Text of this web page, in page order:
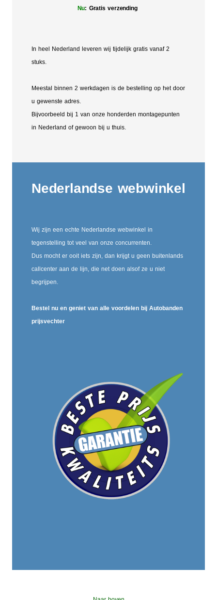
Nu: Gratis verzending
In heel Nederland leveren wij tijdelijk gratis vanaf 2
stuks.
Meestal binnen 2 werkdagen is de bestelling op het door
u gewenste adres.
Bijvoorbeeld bij 1 van onze honderden montagepunten
in Nederland of gewoon bij u thuis.
Nederlandse webwinkel
Wij zijn een echte Nederlandse webwinkel in
tegenstelling tot veel van onze concurrenten.
Dus mocht er ooit iets zijn, dan krijgt u geen buitenlands
callcenter aan de lijn, die net doen alsof ze u niet
begrijpen.
Bestel nu en geniet van alle voordelen bij Autobanden
prijsvechter